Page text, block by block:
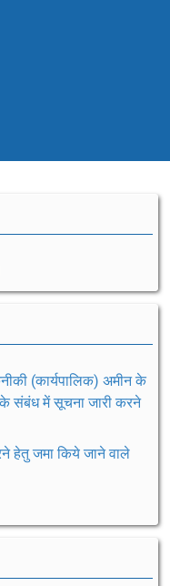
(कार्यपालिक) अमीन के
के संबंध में सूचना जारी करने
हेतु जमा किये जाने वाले